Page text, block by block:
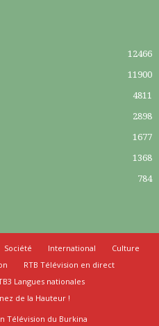
12466
11900
4811
2898
1677
1368
784
Société International
Culture
RTB Télévision en direct
Langues nationales
de la Hauteur !
Télévision du Burkina